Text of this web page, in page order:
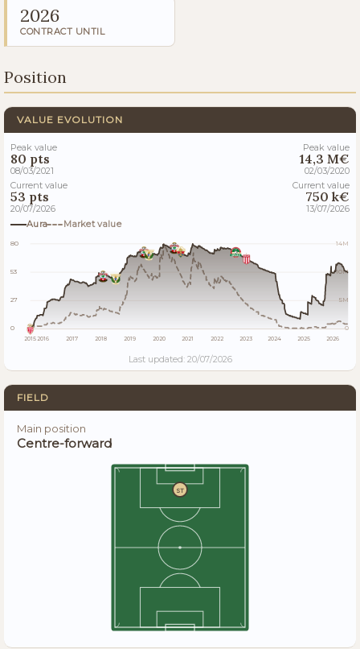
2026
CONTRACT UNTIL
Position
VALUE EVOLUTION
Peak value
80 pts
08/03/2021
Current value
53 pts
20/07/2026
Peak value
14,3 M€
02/03/2020
Current value
750 k€
13/07/2026
Aura
Market value
80
53
27
0
14M
10M
5M
0
2015 2016 2017 2018 2019 2020 2021 2022 2023 2024 2025 2026
Last updated: 20/07/2026
FIELD
Main position
Centre-forward
ST